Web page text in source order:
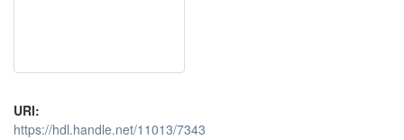
URI:
https://hdl.handle.net/11013/7343